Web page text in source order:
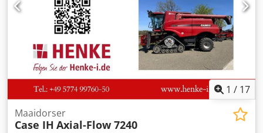
1 / 17
Maaidorser
Case IH Axial-Flow 7240